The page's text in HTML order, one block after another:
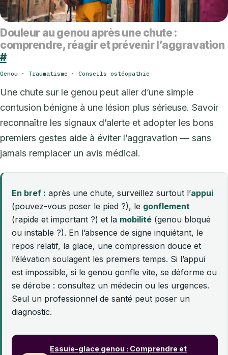
Douleur au genou après une chute :
comprendre, réagir et prévenir l’aggravation
#
Genou · Traumatisme · Conseils ostéopathie
Une chute sur le genou peut aller d’une simple
contusion bénigne à une lésion plus sérieuse. Savoir
reconnaître les signaux d’alerte et adopter les bons
premiers gestes aide à éviter l’aggravation — sans
jamais remplacer un avis médical.
En bref : après une chute, surveillez surtout l’appui
(pouvez-vous poser le pied ?), le gonflement
(rapide et important ?) et la mobilité (genou bloqué
ou instable ?). En l’absence de signe inquiétant, le
repos relatif, la glace, une compression douce et
l’élévation soulagent les premiers temps. Si l’appui
est impossible, si le genou gonfle vite, se déforme ou
se dérobe : consultez un médecin ou les urgences.
Seul un professionnel de santé peut poser un
diagnostic.
Essuie-glace genou : Comprendre et